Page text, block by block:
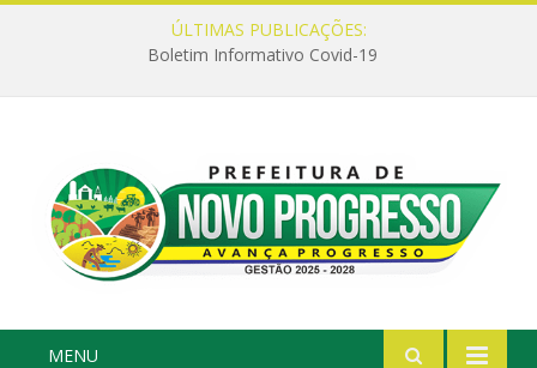
ÚLTIMAS PUBLICAÇÕES:
Boletim Informativo Covid-19
MENU